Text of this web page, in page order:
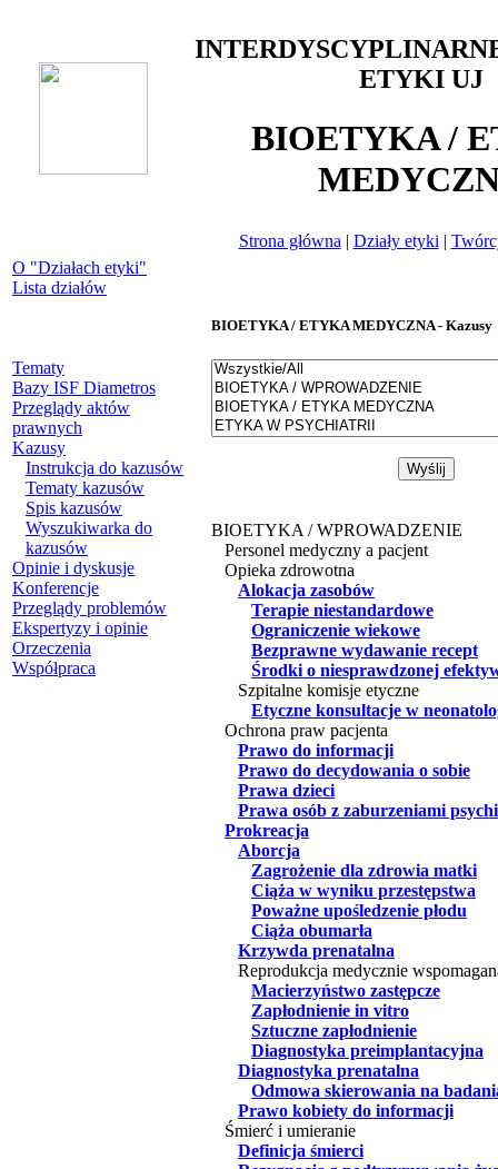
ETYKI UJ
BIOETYKA /
Strona główna | Działy etyki |
O "Działach etyki"
Lista działów
Tematy
Bazy ISF Diametros
Przeglądy aktów
prawnych
Kazusy
Instrukcja do kazusów
Tematy kazusów
Spis kazusów
Wyszukiwarka do
kazusów
Opinie i dyskusje
Konferencje
Przeglądy problemów
Ekspertyzy i opinie
Orzeczenia
Współpraca
BIOETYKA / ETYKA MEDYCZNA - Kazusy
BIOETYKA / WPROWADZENIE
Personel medyczny a pacjent
Opieka zdrowotna
Alokacja zasobów
Terapie niestandardowe
Ograniczenie wiekowe
Bezprawne wydawanie recept
Środki o niesprawdzonej
Szpitalne komisje etyczne
Etyczne konsultacje w
Ochrona praw pacjenta
Prawo do informacji
Prawo do decydowania o sobie
Prawa dzieci
Prawa osób z zaburzeniami
Prokreacja
Aborcja
Zagrożenie dla zdrowia matki
Ciąża w wyniku przestępstwa
Poważne upośledzenie płodu
Ciąża obumarła
Krzywda prenatalna
Reprodukcja medycznie
Macierzyństwo zastępcze
Zapłodnienie in vitro
Sztuczne zapłodnienie
Diagnostyka preimplantacyjna
Diagnostyka prenatalna
Odmowa skierowania na
Prawo kobiety do informacji
Śmierć i umieranie
Definicja śmierci